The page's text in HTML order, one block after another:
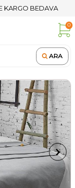
KARGO BEDAVA
ARA
0